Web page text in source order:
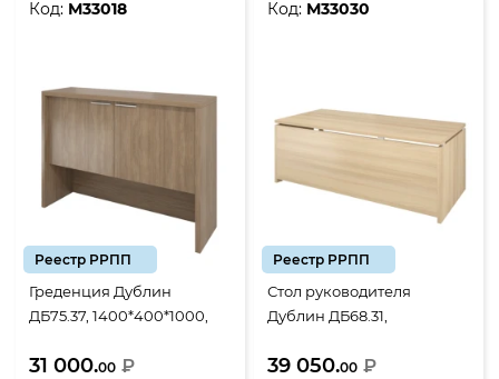
Код: М33018
Реестр РРПП
Греденция Дублин
ДБ75.37, 1400*400*1000,
31 000.00 ₽
Код: М33030
Реестр РРПП
Стол руководителя
Дублин ДБ68.31,
лорка
39 050.00 ₽